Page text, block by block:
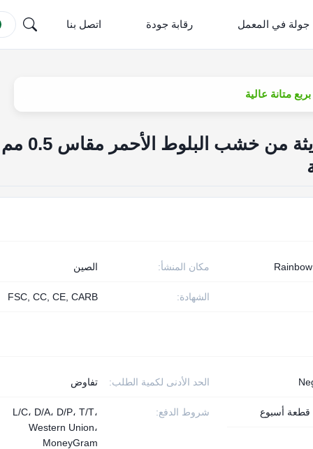
جولة في المعمل رقابة جودة اتصل بنا
صفائح قشرة خشبية حديثة من خشب البلوط الأحمر مقاس 0.5 مم
مكان المنشأ: الصين
الشهادة: FSC, CC, CE, CARB
الحد الأدنى لكمية الطلب: تفاوض
شروط الدفع:
L/C، D/A، D/P، T/T،
Western Union،
MoneyGram